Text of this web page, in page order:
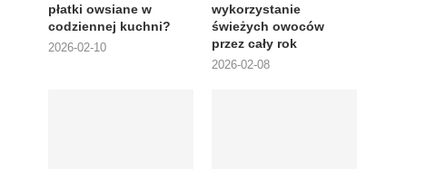
płatki owsiane w
codziennej kuchni?
2026-02-10
wykorzystanie
świeżych owoców
przez cały rok
2026-02-08